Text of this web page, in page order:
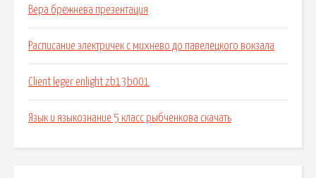
Вера брежнева презентация
Расписание электричек с михнево до павелецкого вокзала
Client leger enlight zb13b001
Язык и языкознание 5 класс рыбченкова скачать